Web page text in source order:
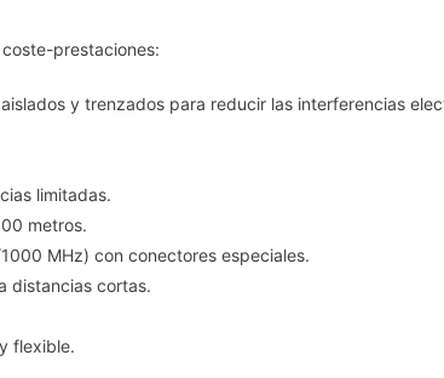
prestaciones:
y trenzados para reducir las interferencias
limitadas.
metros.
MHz) con conectores especiales.
distancias cortas.
flexible.